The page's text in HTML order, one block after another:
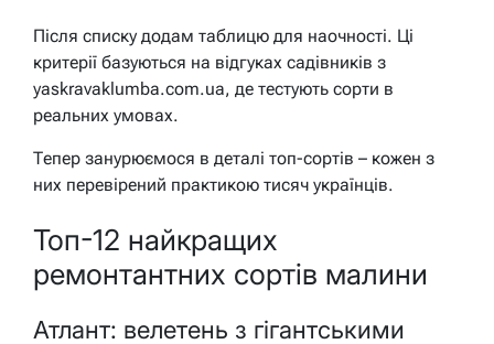
Після списку додам таблицю для наочності. Ці
критерії базуються на відгуках садівників з
yaskravaklumba.com.ua, де тестують сорти в
реальних умовах.
Тепер занурюємося в деталі топ-сортів – кожен з
них перевірений практикою тисяч українців.
Топ-12 найкращих
ремонтантних сортів малини
Атлант: велетень з гігантськими